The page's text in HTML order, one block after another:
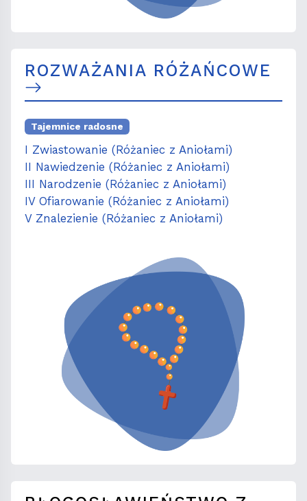
ROZWAŻANIA RÓŻAŃCOWE
Tajemnice radosne
I Zwiastowanie (Różaniec z Aniołami)
II Nawiedzenie (Różaniec z Aniołami)
III Narodzenie (Różaniec z Aniołami)
IV Ofiarowanie (Różaniec z Aniołami)
V Znalezienie (Różaniec z Aniołami)